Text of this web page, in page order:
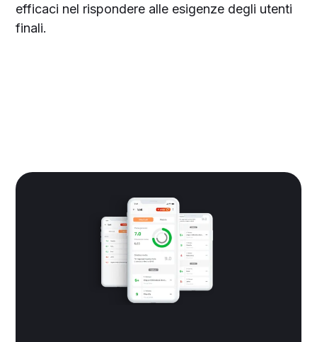
efficaci nel rispondere alle esigenze degli utenti
finali.